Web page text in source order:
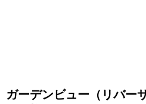
ガーデンビュー（リバ